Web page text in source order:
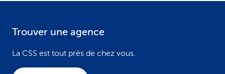
Trouver une agence
La CSS est tout près de chez vous.